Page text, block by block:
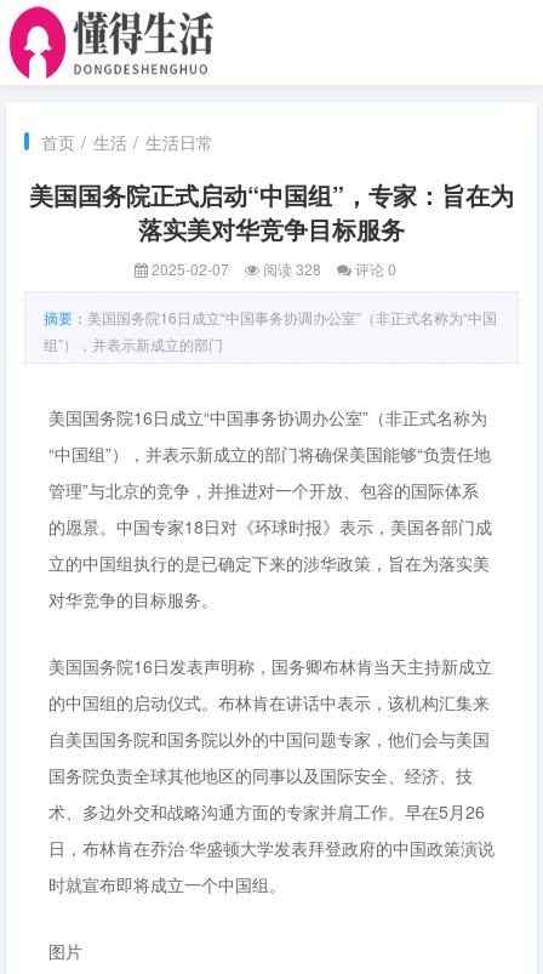
首页 / 生活 / 生活日常
美国国务院正式启动“中国组”，专家：旨在为
落实美对华竞争目标服务
2025-02-07 阅读 328 评论 0
摘要： 美国国务院16日成立“中国事务协调办公室”（非正式名称为“中国
组”），并表示新成立的部门
美国国务院16日成立“中国事务协调办公室”（非正式名称为
“中国组”），并表示新成立的部门将确保美国能够“负责任地
管理”与北京的竞争，并推进对一个开放、包容的国际体系
的愿景。中国专家18日对《环球时报》表示，美国各部门成
立的中国组执行的是已确定下来的涉华政策，旨在为落实美
对华竞争的目标服务。
美国国务院16日发表声明称，国务卿布林肯当天主持新成立
的中国组的启动仪式。布林肯在讲话中表示，该机构汇集来
自美国国务院和国务院以外的中国问题专家，他们会与美国
国务院负责全球其他地区的同事以及国际安全、经济、技
术、多边外交和战略沟通方面的专家并肩工作。早在5月26
日，布林肯在乔治·华盛顿大学发表拜登政府的中国政策演说
时就宣布即将成立一个中国组。
图片